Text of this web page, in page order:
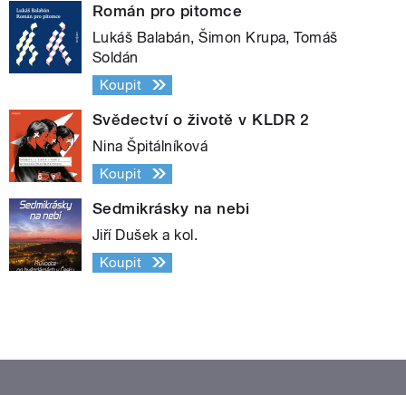
Román pro pitomce
Lukáš Balabán, Šimon Krupa, Tomáš
Soldán
Koupit
Svědectví o životě v KLDR 2
Nina Špitálníková
Koupit
Sedmikrásky na nebi
Jiří Dušek a kol.
Koupit